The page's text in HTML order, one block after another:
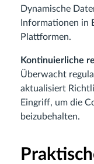
Dynamische
Informationen in
Plattformen.
Kontinuierliche
Überwacht
aktualisiert
Eingriff, um die
beizubehalten.